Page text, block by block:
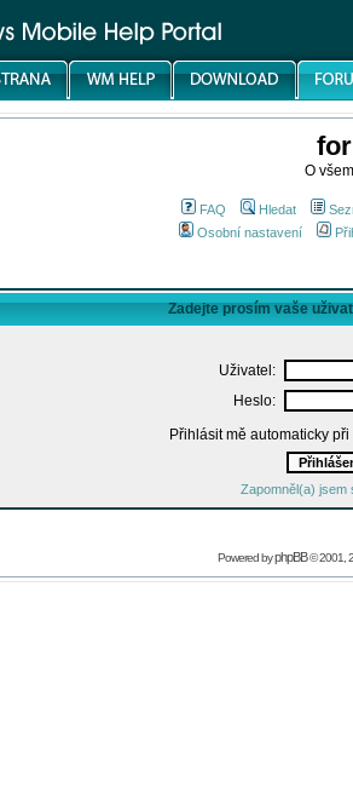
O
FAQ Hledat
Osobní nastavení
Zadejte prosím vaše
Uživatel:
Heslo:
Přihlásit mě automaticky
Zapomněl(a) jsem
Powered byphpBB© 2001,